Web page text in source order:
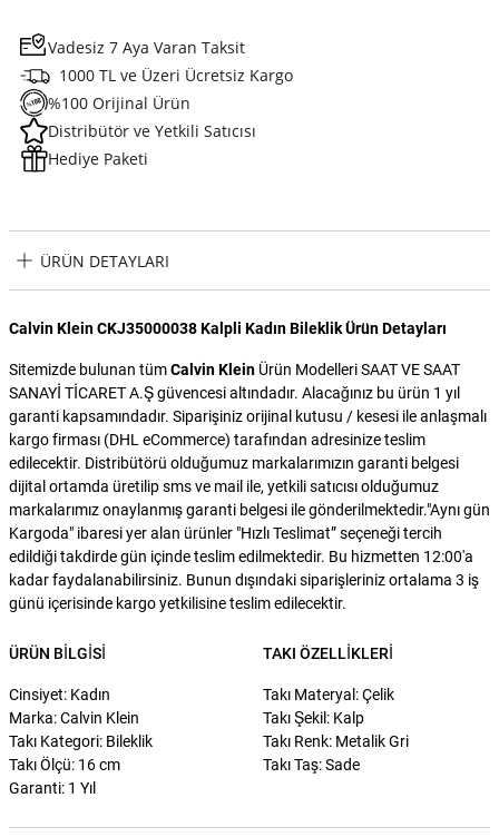
Vadesiz 7 Aya Varan Taksit
1000 TL ve Üzeri Ücretsiz Kargo
%100 Orijinal Ürün
Distribütör ve Yetkili Satıcısı
Hediye Paketi
ÜRÜN DETAYLARI
Calvin Klein CKJ35000038 Kalpli Kadın Bileklik Ürün Detayları
Sitemizde bulunan tümCalvin Klein Ürün Modelleri SAAT VE SAAT
SANAYİ TİCARET A.Ş güvencesi altındadır. Alacağınız bu ürün 1 yıl
garanti kapsamındadır. Siparişiniz orijinal kutusu / kesesi ile anlaşmalı
kargo firması (DHL eCommerce) tarafından adresinize teslim
edilecektir. Distribütörü olduğumuz markalarımızın garanti belgesi
dijital ortamda üretilip sms ve mail ile, yetkili satıcısı olduğumuz
markalarımız onaylanmış garanti belgesi ile gönderilmektedir."Aynı gün
Kargoda" ibaresi yer alan ürünler "Hızlı Teslimat” seçeneği tercih
edildiği takdirde gün içinde teslim edilmektedir. Bu hizmetten 12:00'a
kadar faydalanabilirsiniz. Bunun dışındaki siparişleriniz ortalama 3 iş
günü içerisinde kargo yetkilisine teslim edilecektir.
ÜRÜN BILGISI
Cinsiyet: Kadın
Marka: Calvin Klein
Takı Kategori: Bileklik
Takı Ölçü: 16 cm
Garanti: 1 Yıl
TAKI ÖZELLIKLERI
Takı Materyal: Çelik
Takı Şekil: Kalp
Takı Renk: Metalik Gri
Takı Taş: Sade